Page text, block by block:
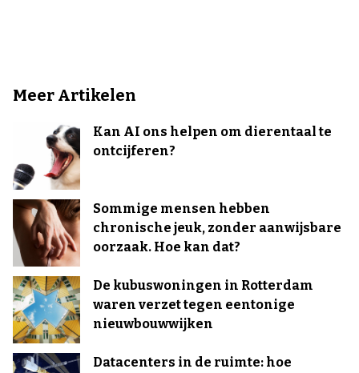
Meer Artikelen
Kan AI ons helpen om dierentaal te
ontcijferen?
Sommige mensen hebben
chronische jeuk, zonder aanwijsbare
oorzaak. Hoe kan dat?
De kubuswoningen in Rotterdam
waren verzet tegen eentonige
nieuwbouwwijken
Datacenters in de ruimte: hoe